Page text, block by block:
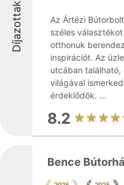
Díjazottak
Az Ártézi
széles
otthonuk
inspirációt. Az
utcában található,
világával
érdeklődők. ...
8.2
Bence